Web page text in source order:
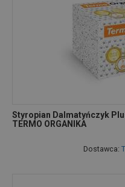
Styropian Dalmatyńczyk
TERMO ORGANIKA
Dostawca: